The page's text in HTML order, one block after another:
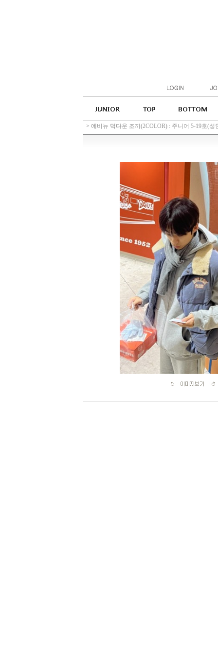
> 에비뉴 덕다운 조끼(2COLOR) : 주니어 5-19호(